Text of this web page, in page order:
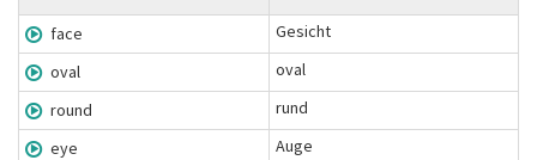
face
Gesicht
oval
oval
round
rund
eye
Auge